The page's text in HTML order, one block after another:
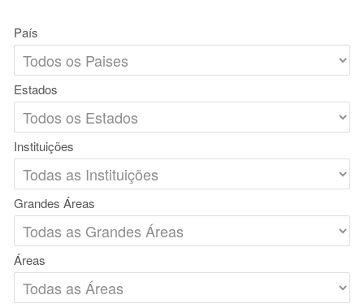
País
Estados
Instituições
Grandes Áreas
Áreas